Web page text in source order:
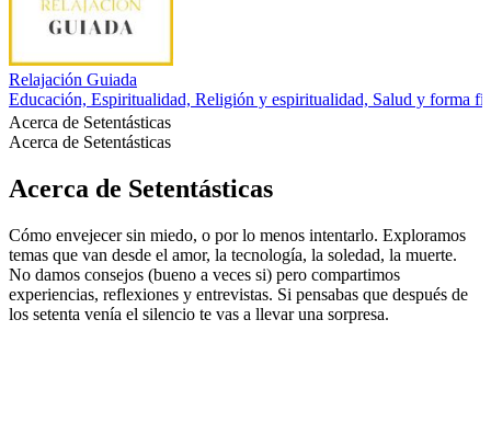
Relajación Guiada
Educación, Espiritualidad, Religión y espiritualidad, Salud y forma
Acerca de Setentásticas
Acerca de Setentásticas
Acerca de Setentásticas
Cómo envejecer sin miedo, o por lo menos intentarlo. Exploramos
temas que van desde el amor, la tecnología, la soledad, la muerte.
No damos consejos (bueno a veces si) pero compartimos
experiencias, reflexiones y entrevistas. Si pensabas que después de
los setenta venía el silencio te vas a llevar una sorpresa.